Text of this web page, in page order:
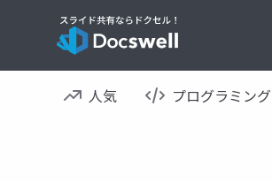
人気 プログラミング